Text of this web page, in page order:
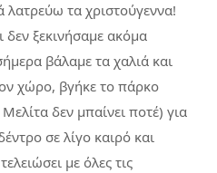
λατρεύω τα χριστούγεννα!
δεν ξεκινήσαμε ακόμα
βάλαμε τα χαλιά και
χώρο, βγήκε το πάρκο
δεν μπαίνει ποτέ) για
σε λίγο καιρό και
με όλες τις